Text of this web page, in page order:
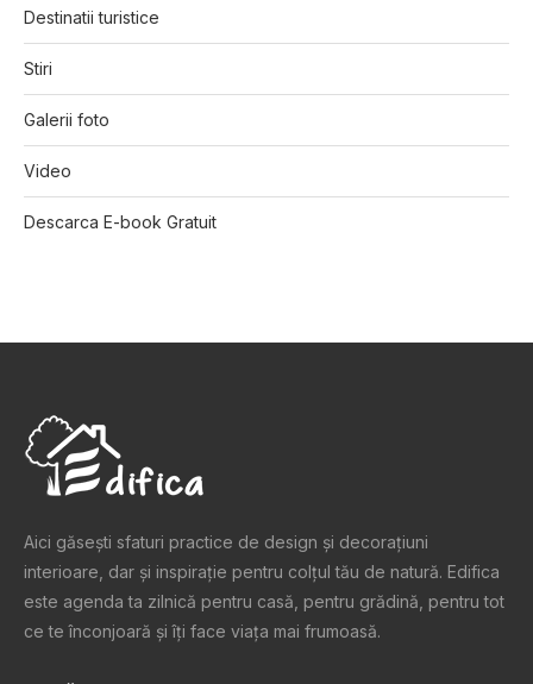
Destinatii turistice
Stiri
Galerii foto
Video
Descarca E-book Gratuit
Aici găsești sfaturi practice de design şi decoraţiuni
interioare, dar și inspiraţie pentru colţul tău de natură. Edifica
este agenda ta zilnică pentru casă, pentru grădină, pentru tot
ce te înconjoară şi îţi face viaţa mai frumoasă.